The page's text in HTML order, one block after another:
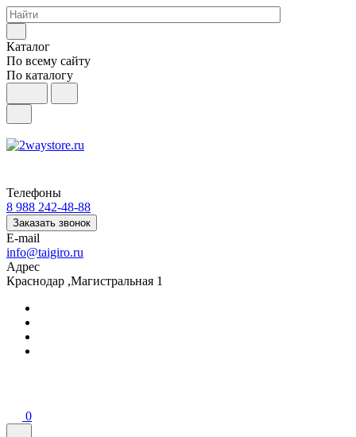
Каталог
По всему сайту
По каталогу
Телефоны
8 988 242-48-88
Заказать звонок
E-mail
info@taigiro.ru
Адрес
Краснодар ,Магистральная 1
0